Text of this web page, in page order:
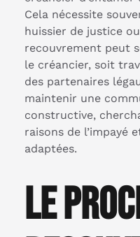
Cela nécessite
huissier de justice ou
recouvrement peut
le créancier, soit
des partenaires
maintenir une
constructive,
raisons de l’impayé
adaptées.
Le